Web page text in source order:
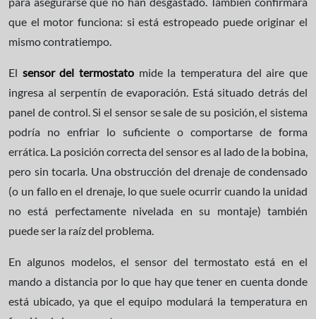
que el motor funciona: si está estropeado puede originar el
mismo contratiempo.
El sensor del termostato mide la temperatura del aire que
ingresa al serpentín de evaporación. Está situado detrás del
panel de control. Si el sensor se sale de su posición, el sistema
podría no enfriar lo suficiente o comportarse de forma
errática. La posición correcta del sensor es al lado de la bobina,
pero sin tocarla. Una obstrucción del drenaje de condensado
(o un fallo en el drenaje, lo que suele ocurrir cuando la unidad
no está perfectamente nivelada en su montaje) también
puede ser la raíz del problema.
En algunos modelos, el sensor del termostato está en el
mando a distancia por lo que hay que tener en cuenta donde
está ubicado, ya que el equipo modulará la temperatura en